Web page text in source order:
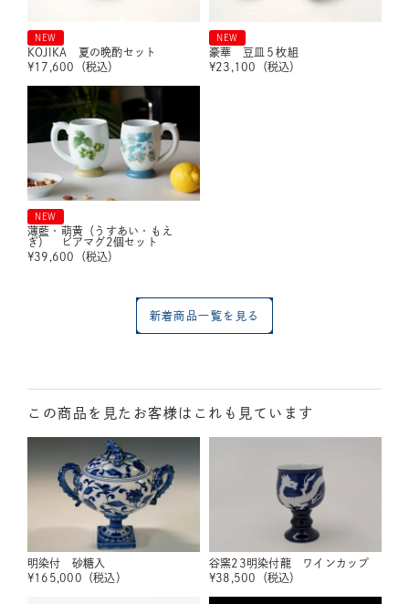
NEW
KOJIKA 夏の晩酌セット
¥17,600 （税込）
NEW
豪華 豆皿５枚組
¥23,100 （税込）
NEW
薄藍・萌黄（うすあい・もえ
ぎ） ビアマグ2個セット
¥39,600 （税込）
新着商品一覧を見る
この商品を見たお客様はこれも見ています
明染付 砂糖入
¥165,000 （税込）
谷窯23明染付龍 ワインカップ
¥38,500 （税込）